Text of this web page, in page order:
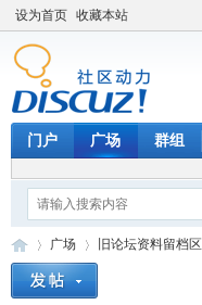
设为首页 收藏本站
门户 广场 群组
广场 旧论坛资料留档区